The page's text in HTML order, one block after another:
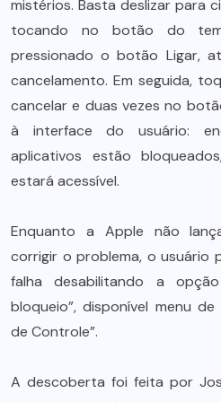
mistérios. Basta deslizar para
tocando no botão do
pressionado o botão Ligar,
cancelamento. Em seguida,
cancelar e duas vezes no
à interface do usuário:
aplicativos estão
estará acessível.
Enquanto a Apple não
corrigir o problema, o usuário
falha desabilitando a
bloqueio”, disponível menu
de Controle”.
A descoberta foi feita por